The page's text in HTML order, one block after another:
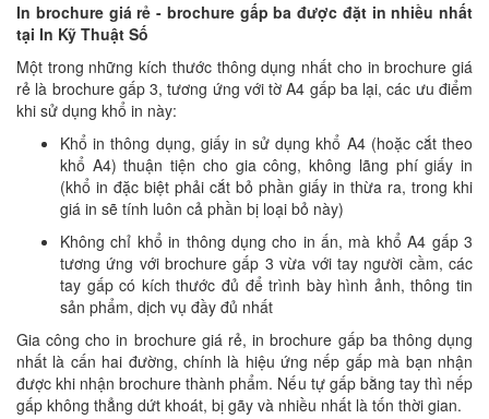
In brochure giá rẻ - brochure gấp ba được đặt in nhiều nhất
tại In Kỹ Thuật Số
Một trong những kích thước thông dụng nhất cho in brochure giá
rẻ là brochure gấp 3, tương ứng với tờ A4 gấp ba lại, các ưu điểm
khi sử dụng khổ in này:
Khổ in thông dụng, giấy in sử dụng khổ A4 (hoặc cắt theo
khổ A4) thuận tiện cho gia công, không lãng phí giấy in
(khổ in đặc biệt phải cắt bỏ phần giấy in thừa ra, trong khi
giá in sẽ tính luôn cả phần bị loại bỏ này)
Không chỉ khổ in thông dụng cho in ấn, mà khổ A4 gấp 3
tương ứng với brochure gấp 3 vừa với tay người cầm, các
tay gấp có kích thước đủ để trình bày hình ảnh, thông tin
sản phẩm, dịch vụ đầy đủ nhất
Gia công cho in brochure giá rẻ, in brochure gấp ba thông dụng
nhất là cấn hai đường, chính là hiệu ứng nếp gấp mà bạn nhận
được khi nhận brochure thành phẩm. Nếu tự gấp bằng tay thì nếp
gấp không thẳng dứt khoát, bị gãy và nhiều nhất là tốn thời gian.